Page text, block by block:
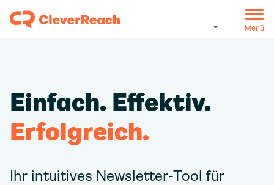
Menü
Einfach. Effektiv.
Erfolgreich.
Ihr intuitives Newsletter-Tool für